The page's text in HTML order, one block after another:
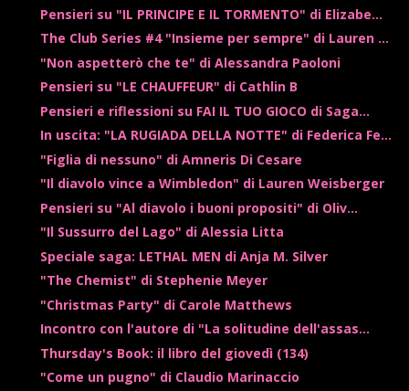
Pensieri su "IL PRINCIPE E IL TORMENTO" di Elizabe...
The Club Series #4 "Insieme per sempre" di Lauren ...
"Non aspetterò che te" di Alessandra Paoloni
Pensieri su "LE CHAUFFEUR" di Cathlin B
Pensieri e riflessioni su FAI IL TUO GIOCO di Saga...
In uscita: "LA RUGIADA DELLA NOTTE" di Federica Fe...
"Figlia di nessuno" di Amneris Di Cesare
"Il diavolo vince a Wimbledon" di Lauren Weisberger
Pensieri su "Al diavolo i buoni propositi" di Oliv...
"Il Sussurro del Lago" di Alessia Litta
Speciale saga: LETHAL MEN di Anja M. Silver
"The Chemist" di Stephenie Meyer
"Christmas Party" di Carole Matthews
Incontro con l'autore di "La solitudine dell'assas...
Thursday's Book: il libro del giovedì (134)
"Come un pugno" di Claudio Marinaccio